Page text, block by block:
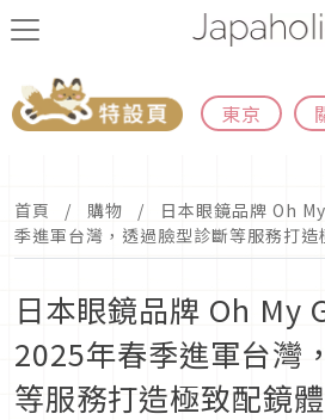
東京
首頁 購物
日本眼鏡品牌 Oh
季進軍台灣，透過臉型診斷等服務打造
日本眼鏡品牌 Oh My
2025年春季進軍台灣
等服務打造極致配鏡